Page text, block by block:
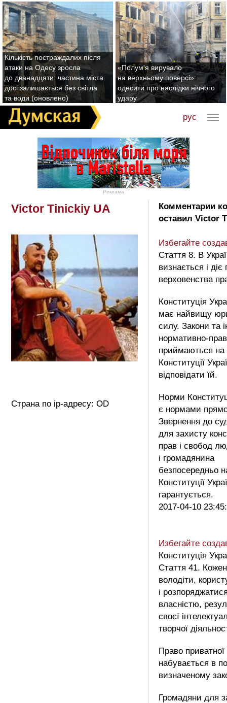
Кількість постраждалих після
атаки на Одесу зросла
до дванадцяти: частина міста
досі залишається без світла
та води (оновлено)
«Полум'я вирувало
на верхньому поверсі»:
одесити про наслідки нічного
удару
рус
Реклама
Victor Tinickiy UA
Страна по ip-адресу: OD
Комментарии
оставил Victor
Избегайте
Стаття 8. В
визнається і
верховенства
Конституція
має найвищу
силу. Закони та
нормативно-
приймаються на
Конституції
відповідати їй.
Норми
є нормами
Звернення до
для захисту
прав і свобод
і громадянина
безпосередньо
Конституції
гарантується.
2017-04-10
Избегайте
Конституція
Стаття 41.
володіти,
і
власністю,
своєї
творчої
Право приватної
набувається в
визначеному
Громадяни для